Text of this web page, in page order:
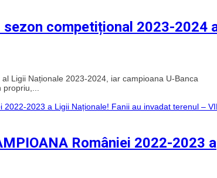
sezon competițional 2023-2024
Ligii Naționale 2023-2024, iar campioana U-Banca
României 2022-2023 a